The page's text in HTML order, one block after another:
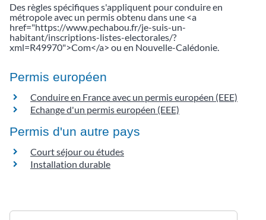
Des règles spécifiques s'appliquent pour conduire en
métropole avec un permis obtenu dans une <a
href="https://www.pechabou.fr/je-suis-un-
habitant/inscriptions-listes-electorales/?
xml=R49970">Com</a> ou en Nouvelle-Calédonie.
Permis européen
Conduire en France avec un permis européen (EEE)
Echange d'un permis européen (EEE)
Permis d'un autre pays
Court séjour ou études
Installation durable